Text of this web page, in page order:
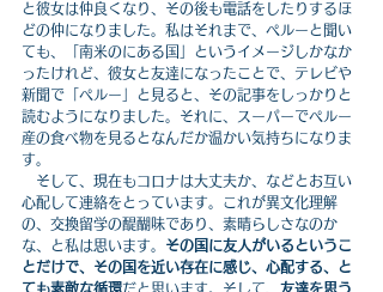
と彼女は仲良くなり、その後も電話をしたりするほ
どの仲になりました。私はそれまで、ペルーと聞い
ても、「南米のにある国」というイメージしかなか
ったけれど、彼女と友達になったことで、テレビや
新聞で「ペルー」と見ると、その記事をしっかりと
読むようになりました。それに、スーパーでペルー
産の食べ物を見るとなんだか温かい気持ちになりま
す。
そして、現在もコロナは大丈夫か、などとお互い
心配して連絡をとっています。これが異文化理解
の、交換留学の醍醐味であり、素晴らしさなのか
な、と私は思います。 その国に友人がいるというこ
とだけで、その国を近い存在に感じ、心配する、と
ても素敵な循環だと思います。そして、 友達を思う